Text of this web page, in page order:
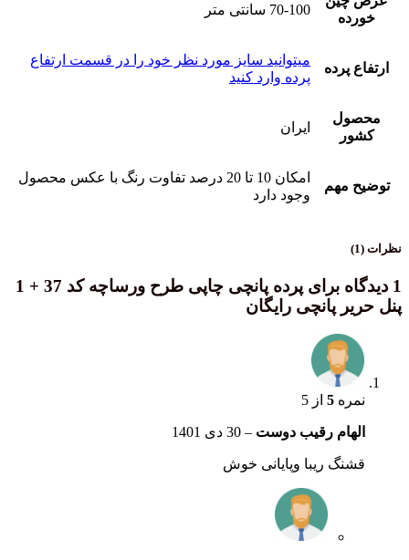
خورده
70-100 سانتی متر
ارتفاع پرده
میتوانید سایز مورد نظر خود را در قسمت ارتفاع
پرده وارد کنید
محصول
کشور
ایران
توضیح مهم
امکان 10 تا 20 درصد تفاوت رنگ با عکس محصول
وجود دارد
نظرات (1)
پرده پانچی چاپی طرح ورساچه کد 37 + 1
پنل حریر پانچی رایگان
نمره5 از 5
الهام رقیب دوست– 30 دی 1401
قشنگ ریبا وپایانی خوش